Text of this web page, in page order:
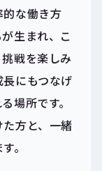
な働き方
生まれ、こ
戦を楽しみ
にもつなげ
場所です。
方と、一緒
。